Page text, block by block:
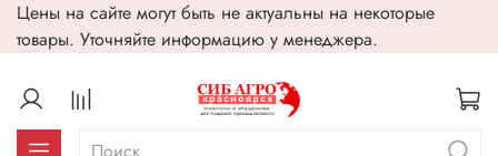
Цены на сайте могут быть не актуальны на некоторые
товары. Уточняйте информацию у менеджера.